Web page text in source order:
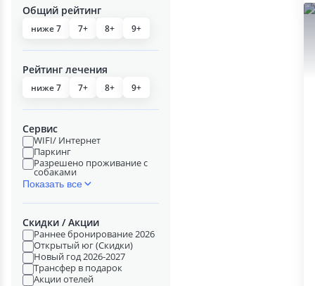
Общий рейтинг
ниже 7 7+ 8+ 9+
Рейтинг лечения
ниже 7 7+ 8+ 9+
Сервис
WIFI/ Интернет
Паркинг
Разрешено проживание с
собаками
Показать все
Скидки / Акции
Раннее бронирование 2026
Открытый юг (Скидки)
Новый год 2026-2027
Трансфер в подарок
Акции отелей